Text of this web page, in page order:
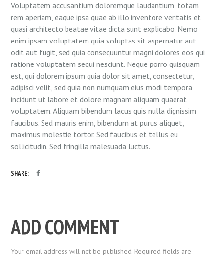
Voluptatem accusantium doloremque laudantium, totam
rem aperiam, eaque ipsa quae ab illo inventore veritatis et
quasi architecto beatae vitae dicta sunt explicabo. Nemo
enim ipsam voluptatem quia voluptas sit aspernatur aut
odit aut fugit, sed quia consequuntur magni dolores eos qui
ratione voluptatem sequi nesciunt. Neque porro quisquam
est, qui dolorem ipsum quia dolor sit amet, consectetur,
adipisci velit, sed quia non numquam eius modi tempora
incidunt ut labore et dolore magnam aliquam quaerat
voluptatem. Aliquam bibendum lacus quis nulla dignissim
faucibus. Sed mauris enim, bibendum at purus aliquet,
maximus molestie tortor. Sed faucibus et tellus eu
sollicitudin. Sed fringilla malesuada luctus.
SHARE:
ADD COMMENT
Your email address will not be published. Required fields are